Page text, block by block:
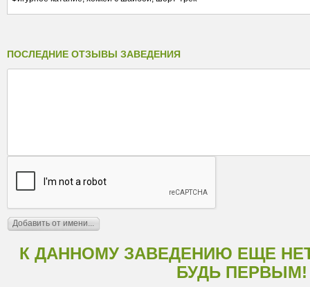
ПОСЛЕДНИЕ ОТЗЫВЫ ЗАВЕДЕНИЯ
К ДАННОМУ ЗАВЕДЕНИЮ ЕЩЕ
БУДЬ ПЕРВЫМ!